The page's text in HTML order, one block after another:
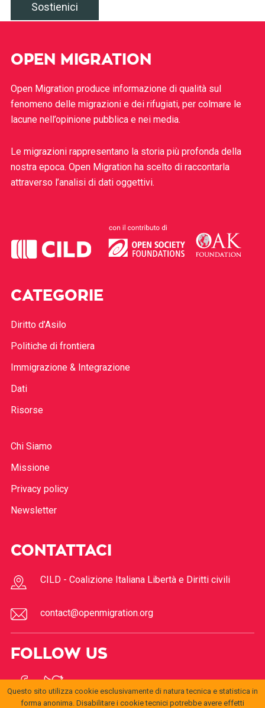
Sostienici
OPEN MIGRATION
Open Migration produce informazione di qualità sul
fenomeno delle migrazioni e dei rifugiati, per colmare le
lacune nell’opinione pubblica e nei media.
Le migrazioni rappresentano la storia più profonda della
nostra epoca. Open Migration ha scelto di raccontarla
attraverso l’analisi di dati oggettivi.
CATEGORIE
Diritto d’Asilo
Politiche di frontiera
Immigrazione & Integrazione
Dati
Risorse
Chi Siamo
Missione
Privacy policy
Newsletter
CONTATTACI
CILD - Coalizione Italiana Libertà e Diritti civili
contact@openmigration.org
FOLLOW US
Questo sito utilizza cookie esclusivamente di natura tecnica e statistica in
forma anonima. Disabilitare i cookie tecnici potrebbe avere effetti